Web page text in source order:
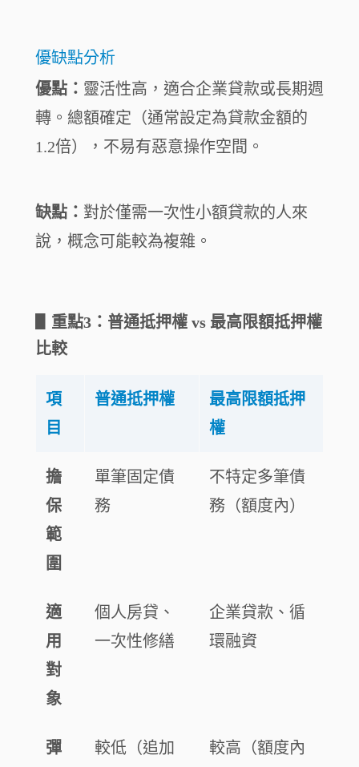
優缺點分析
優點： 靈活性高，適合企業貸款或長期週
轉。總額確定（通常設定為貸款金額的
1.2倍），不易有惡意操作空間。
缺點： 對於僅需一次性小額貸款的人來
說，概念可能較為複雜。
重點3：普通抵押權 vs 最高限額抵押權
比較
項
目
普通抵押權
最高限額抵押
權
擔
保
範
圍
單筆固定債
務
不特定多筆債
務（額度內）
適
用
對
象
個人房貸、
一次性修繕
企業貸款、循
環融資
彈
較低（追加
較高（額度內